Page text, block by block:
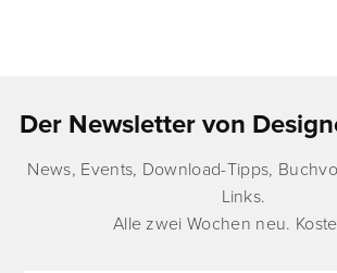
Der Newsletter von
News, Events, Download-Tipps,
Links.
Alle zwei Wochen neu.